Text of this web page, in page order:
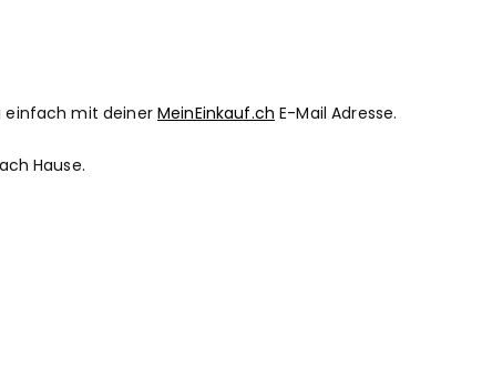
einfach mit deinerMeinEinkauf.ch E-Mail Adresse.
Hause.